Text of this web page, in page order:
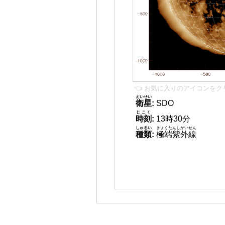
👈 お気に入りのアイコンをク
衛星
えいせい
: SDO
時刻
じこく
: 13時30分
種類
しゅるい
: 極端紫外線
きょくたんしがいせん